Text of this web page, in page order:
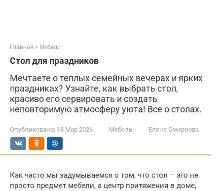
Главная » Мебель
Стол для праздников
Мечтаете о теплых семейных вечерах и ярких
праздниках? Узнайте, как выбрать стол,
красиво его сервировать и создать
неповторимую атмосферу уюта! Все о столах.
Опубликовано: 18 Мар 2026 Мебель Елена Смирнова
Как часто мы задумываемся о том, что стол – это не
просто предмет мебели, а центр притяжения в доме,